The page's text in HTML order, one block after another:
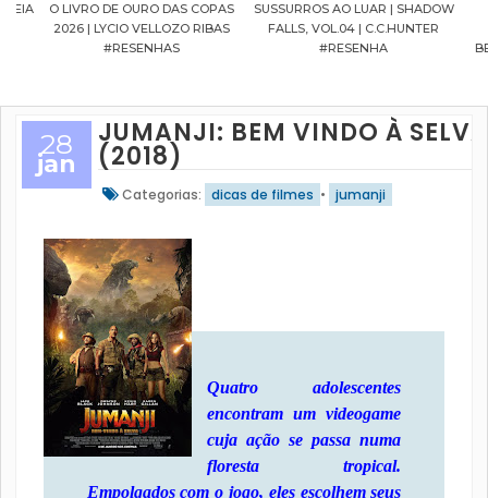
O LIVRO DE OURO DAS COPAS
2026 | LYCIO VELLOZO RIBAS
#RESENHAS
SUSSURROS AO LUAR | SHADOW
FALLS, VOL.04 | C.C.HUNTER
#RESENHA
28
jan
JUMANJI: BEM VINDO À SELVA
(2018)
Categorias: dicas de filmes • jumanji
Quatro adolescentes
encontram um videogame
cuja ação se passa numa
floresta tropical.
Empolgados com o jogo, eles escolhem seus